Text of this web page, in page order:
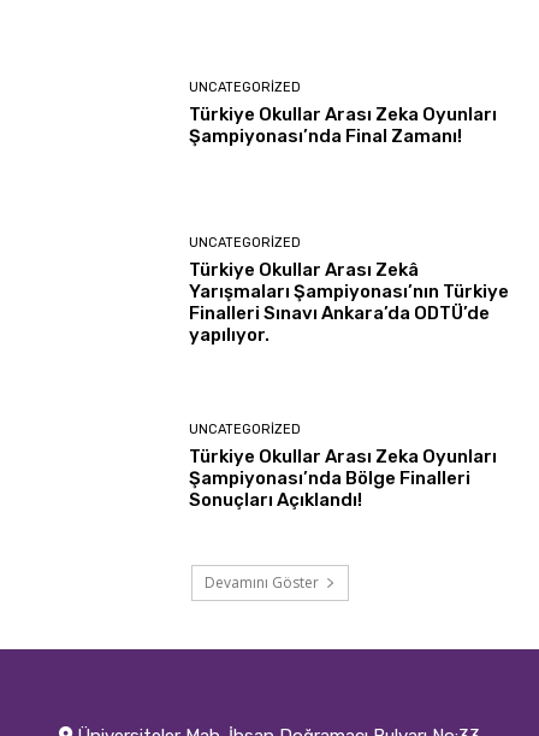
UNCATEGORIZED
Türkiye Okullar Arası Zeka Oyunları
Şampiyonası’nda Final Zamanı!
UNCATEGORIZED
Türkiye Okullar Arası Zekâ
Yarışmaları Şampiyonası’nın Türkiye
Finalleri Sınavı Ankara’da ODTÜ’de
yapılıyor.
UNCATEGORIZED
Türkiye Okullar Arası Zeka Oyunları
Şampiyonası’nda Bölge Finalleri
Sonuçları Açıklandı!
Devamını Göster